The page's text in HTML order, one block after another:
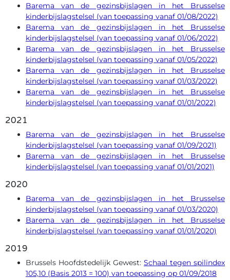
Barema van de gezinsbijslagen in het Brusselse
kinderbijslagstelsel (van toepassing vanaf 01/08/2022)
Barema van de gezinsbijslagen in het Brusselse
kinderbijslagstelsel (van toepassing vanaf 01/06/2022)
Barema van de gezinsbijslagen in het Brusselse
kinderbijslagstelsel (van toepassing vanaf 01/05/2022)
Barema van de gezinsbijslagen in het Brusselse
kinderbijslagstelsel (van toepassing vanaf 01/03/2022)
Barema van de gezinsbijslagen in het Brusselse
kinderbijslagstelsel (van toepassing vanaf 01/01/2022)
2021
Barema van de gezinsbijslagen in het Brusselse
kinderbijslagstelsel (van toepassing vanaf 01/09/2021)
Barema van de gezinsbijslagen in het Brusselse
kinderbijslagstelsel (van toepassing vanaf 01/01/2021)
2020
Barema van de gezinsbijslagen in het Brusselse
kinderbijslagstelsel (van toepassing vanaf 01/03/2020)
Barema van de gezinsbijslagen in het Brusselse
kinderbijslagstelsel (van toepassing vanaf 01/01/2020)
2019
Brussels Hoofdstedelijk Gewest: Schaal tegen spilindex
105,10 (Basis 2013 = 100) van toepassing op 01/09/2018